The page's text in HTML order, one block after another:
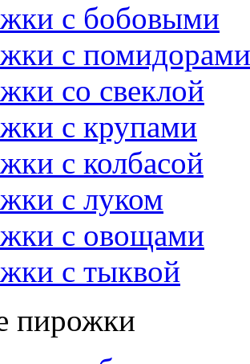
с бобовыми
с помидорами
со свеклой
с крупами
с колбасой
с луком
с овощами
с тыквой
пирожки